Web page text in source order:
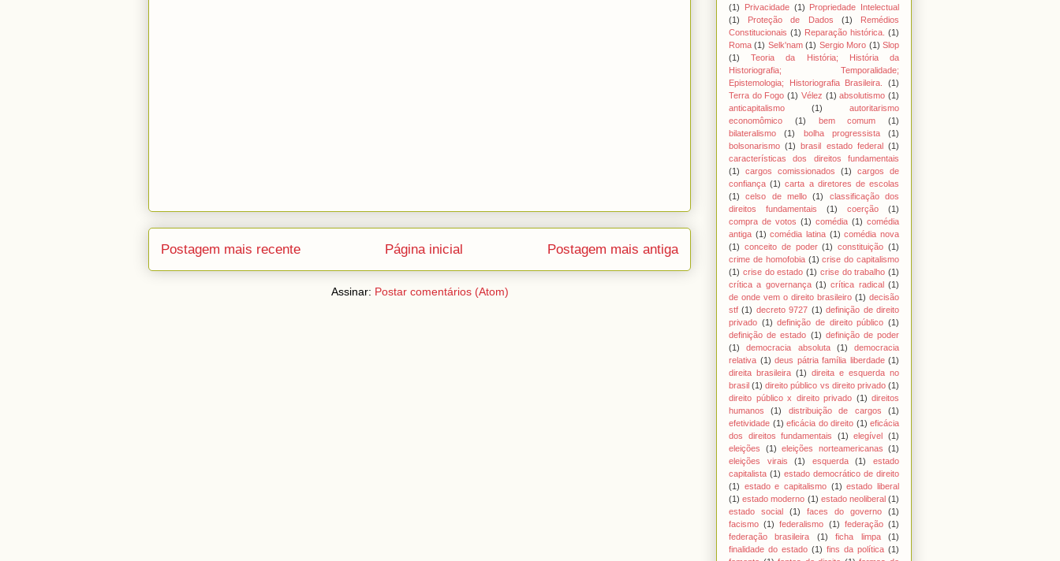
Postagem mais recente Postagem mais antiga
Página inicial
Assinar: Postar comentários (Atom)
(1)
Privacidade (1) Propriedade Intelectual
(1)
Proteção de Dados (1)
Remédios
Constitucionais (1) Reparação histórica. (1)
Roma (1) Selk'nam (1) Sergio Moro (1) Slop
(1)
Teoria da História; História da
Historiografia; Temporalidade;
Epistemologia; Historiografia Brasileira.
(1)
Terra do Fogo (1) Vélez (1) absolutismo (1)
anticapitalismo
(1)
autoritarismo
economômico
(1) bem comum
(1)
bilateralismo
(1) bolha progressista
(1)
bolsonarismo (1) brasil estado federal (1)
características dos direitos fundamentais
(1)
cargos comissionados (1)
cargos de
confiança (1) carta a diretores de escolas
(1)
celso de mello (1)
classificação dos
direitos fundamentais
(1) coerção
(1)
compra de votos (1) comédia (1) comédia
antiga (1) comédia latina (1) comédia nova
(1) conceito de poder (1) constituição (1)
crime de homofobia (1) crise do capitalismo
(1) crise do estado (1) crise do trabalho (1)
crítica a governança (1) crítica radical (1)
de onde vem o direito brasileiro (1) decisão
stf (1) decreto 9727 (1) definição de direito
privado (1) definição de direito público (1)
definição de estado (1) definição de poder
(1)
democracia absoluta (1)
democracia
relativa (1) deus pátria família liberdade (1)
direita brasileira (1) direita e esquerda no
brasil (1) direito público vs direito privado (1)
direito público x direito privado (1) direitos
humanos
(1) distribuição de cargos
(1)
efetividade (1) eficácia do direito (1) eficácia
dos direitos fundamentais
(1) elegível (1)
eleições
(1) eleições norteamericanas (1)
eleições virais
(1) esquerda (1)
estado
capitalista (1) estado democrático de direito
(1) estado e capitalismo (1) estado liberal
(1) estado moderno (1) estado neoliberal (1)
estado social
(1) faces do governo
(1)
facismo (1) federalismo (1) federação (1)
federação brasileira
(1) ficha limpa
(1)
finalidade do estado (1) fins da política (1)